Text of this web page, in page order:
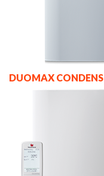
DUOMAX CONDENS